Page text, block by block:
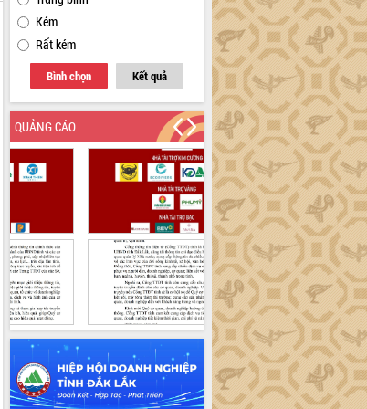
Kém
Rất kém
Bình chọn Kết quả
QUẢNG CÁO